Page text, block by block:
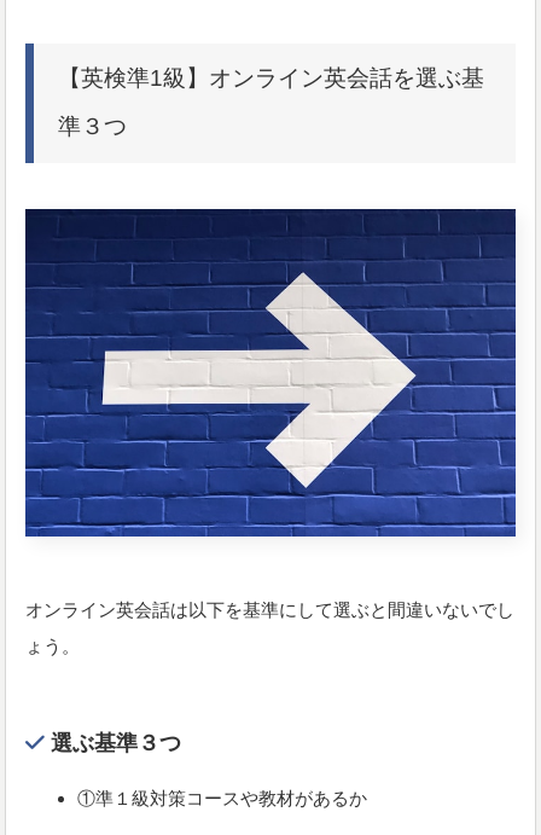
【英検準1級】オンライン英会話を選ぶ基
準３つ
オンライン英会話は以下を基準にして選ぶと間違いないでし
ょう。
選ぶ基準３つ
①準１級対策コースや教材があるか